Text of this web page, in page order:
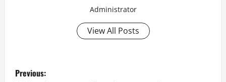
Administrator
View All Posts
P
Previous: